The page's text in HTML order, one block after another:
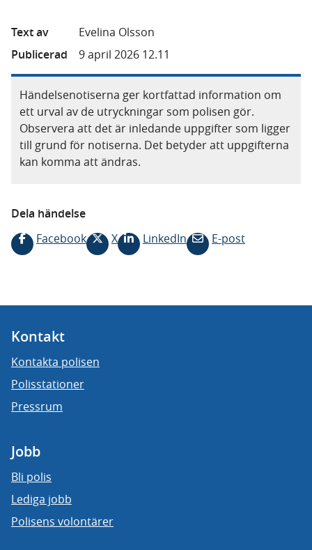
Text av
Evelina Olsson
Publicerad
9 april 2026 12.11
Händelsenotiserna ger kortfattad information om
ett urval av de utryckningar som polisen gör.
Observera att det är inledande uppgifter som ligger
till grund för notiserna. Det betyder att uppgifterna
kan komma att ändras.
Dela händelse
Facebook
X LinkedIn E-post
Kontakt
Kontakta polisen
Polisstationer
Pressrum
Jobb
Bli polis
Lediga jobb
Polisens volontärer